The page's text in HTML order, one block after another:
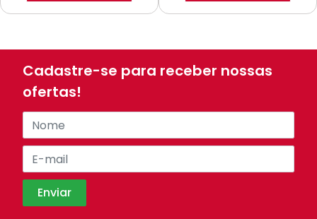
Cadastre-se para receber nossas
ofertas!